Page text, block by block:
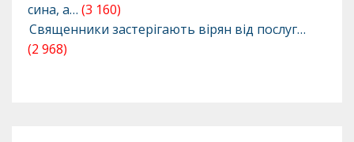
сина, а… (3 160)
Священники застерігають вірян від послуг…
(2 968)